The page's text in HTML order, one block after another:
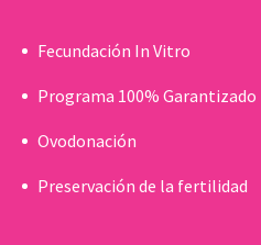
Fecundación In Vitro
Programa 100% Garantizado
Ovodonación
Preservación de la fertilidad